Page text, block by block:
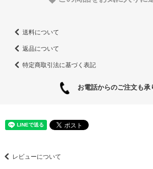
送料について
返品について
特定商取引法に基づく表記
お電話からのご注文も承
レビューについて